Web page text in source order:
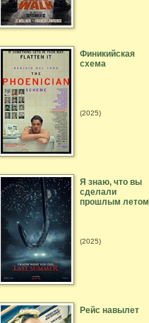
Финикийская
схема
(2025)
Я знаю, что вы
сделали
прошлым летом
(2025)
Рейс навылет